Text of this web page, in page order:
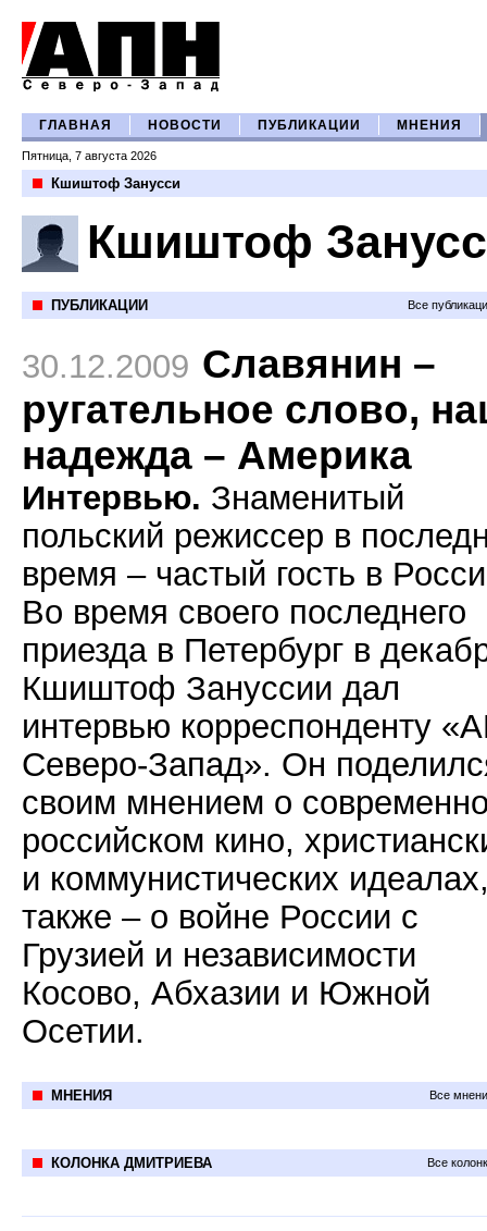
ГЛАВНАЯ НОВОСТИ ПУБЛИКАЦИИ МНЕНИЯ
Пятница, 7 августа 2026
Кшиштоф Занусси
Кшиштоф
ПУБЛИКАЦИИ Все
30.12.2009 Славянин –
ругательное слово,
надежда – Америка
Интервью. Знаменитый
польский режиссер в
время – частый гость в
Во время своего последнего
приезда в Петербург в
Кшиштоф Зануссии дал
интервью корреспонденту
Северо-Запад». Он
своим мнением о
российском кино,
и коммунистических
также – о войне России с
Грузией и независимости
Косово, Абхазии и Южной
Осетии.
МНЕНИЯ Все
КОЛОНКА ДМИТРИЕВА Все